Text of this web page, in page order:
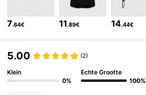
4.2M Volgers
4.2M Volgers
7.64€ 11.89€ 14.44€
5.00 (2)
Klein
0%
Echte Grootte
100%